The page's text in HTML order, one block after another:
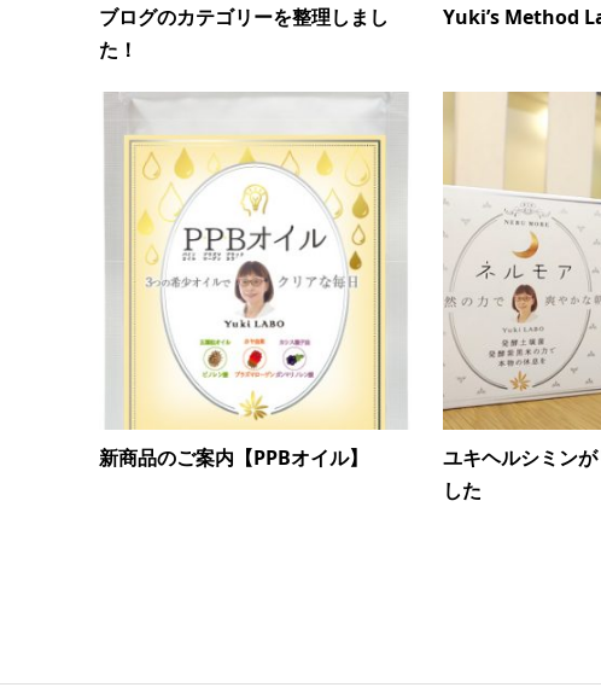
ブログのカテゴリーを整理しまし
た！
Yuki’s Method
新商品のご案内【PPBオイル】
ユキヘルシミン
した